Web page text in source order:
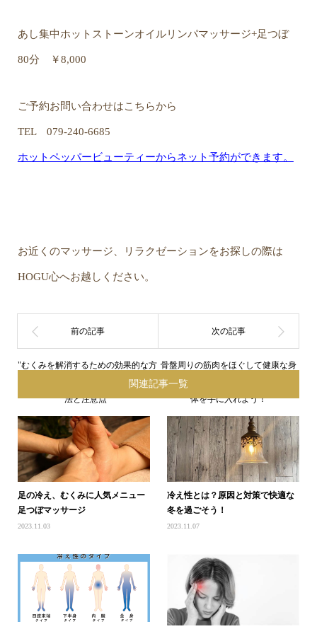
あし集中ホットストーンオイルリンパマッサージ+足つぼ
80分 ￥8,000
ご予約お問い合わせはこちらから
TEL 079-240-6685
ホットペッパービューティーからネット予約ができます。
お近くのマッサージ、リラクゼーションをお探しの際は
HOGU心へお越しください。
"むくみを解消するための効果的な方
法と注意点"
骨盤周りの筋肉をほぐして健康な身
体を手に入れよう！
関連記事一覧
足の冷え、むくみに人気メニュー
足つぼマッサージ
2023.11.03
冷え性とは？原因と対策で快適な
冬を過ごそう！
2023.11.07